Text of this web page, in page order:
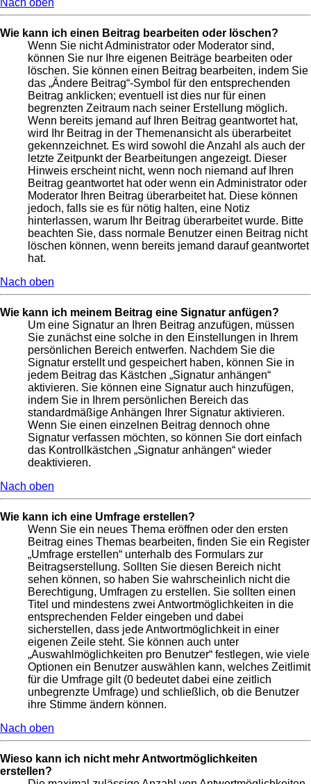
Wie kann ich einen Beitrag bearbeiten oder löschen?
Wenn Sie nicht Administrator oder Moderator sind,
können Sie nur Ihre eigenen Beiträge bearbeiten oder
löschen. Sie können einen Beitrag bearbeiten, indem Sie
das „Ändere Beitrag“-Symbol für den entsprechenden
Beitrag anklicken; eventuell ist dies nur für einen
begrenzten Zeitraum nach seiner Erstellung möglich.
Wenn bereits jemand auf Ihren Beitrag geantwortet hat,
wird Ihr Beitrag in der Themenansicht als überarbeitet
gekennzeichnet. Es wird sowohl die Anzahl als auch der
letzte Zeitpunkt der Bearbeitungen angezeigt. Dieser
Hinweis erscheint nicht, wenn noch niemand auf Ihren
Beitrag geantwortet hat oder wenn ein Administrator oder
Moderator Ihren Beitrag überarbeitet hat. Diese können
jedoch, falls sie es für nötig halten, eine Notiz
hinterlassen, warum Ihr Beitrag überarbeitet wurde. Bitte
beachten Sie, dass normale Benutzer einen Beitrag nicht
löschen können, wenn bereits jemand darauf geantwortet
hat.
Nach oben
Wie kann ich meinem Beitrag eine Signatur anfügen?
Um eine Signatur an Ihren Beitrag anzufügen, müssen
Sie zunächst eine solche in den Einstellungen in Ihrem
persönlichen Bereich entwerfen. Nachdem Sie die
Signatur erstellt und gespeichert haben, können Sie in
jedem Beitrag das Kästchen „Signatur anhängen“
aktivieren. Sie können eine Signatur auch hinzufügen,
indem Sie in Ihrem persönlichen Bereich das
standardmäßige Anhängen Ihrer Signatur aktivieren.
Wenn Sie einen einzelnen Beitrag dennoch ohne
Signatur verfassen möchten, so können Sie dort einfach
das Kontrollkästchen „Signatur anhängen“ wieder
deaktivieren.
Nach oben
Wie kann ich eine Umfrage erstellen?
Wenn Sie ein neues Thema eröffnen oder den ersten
Beitrag eines Themas bearbeiten, finden Sie ein Register
„Umfrage erstellen“ unterhalb des Formulars zur
Beitragserstellung. Sollten Sie diesen Bereich nicht
sehen können, so haben Sie wahrscheinlich nicht die
Berechtigung, Umfragen zu erstellen. Sie sollten einen
Titel und mindestens zwei Antwortmöglichkeiten in die
entsprechenden Felder eingeben und dabei
sicherstellen, dass jede Antwortmöglichkeit in einer
eigenen Zeile steht. Sie können auch unter
„Auswahlmöglichkeiten pro Benutzer“ festlegen, wie viele
Optionen ein Benutzer auswählen kann, welches Zeitlimit
für die Umfrage gilt (0 bedeutet dabei eine zeitlich
unbegrenzte Umfrage) und schließlich, ob die Benutzer
ihre Stimme ändern können.
Nach oben
Wieso kann ich nicht mehr Antwortmöglichkeiten
erstellen?